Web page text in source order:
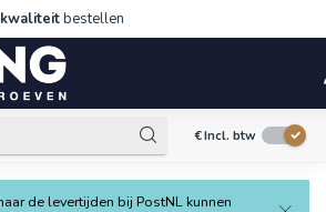
kwaliteitbestellen
€Incl. btw
de levertijden bij PostNL kunnen